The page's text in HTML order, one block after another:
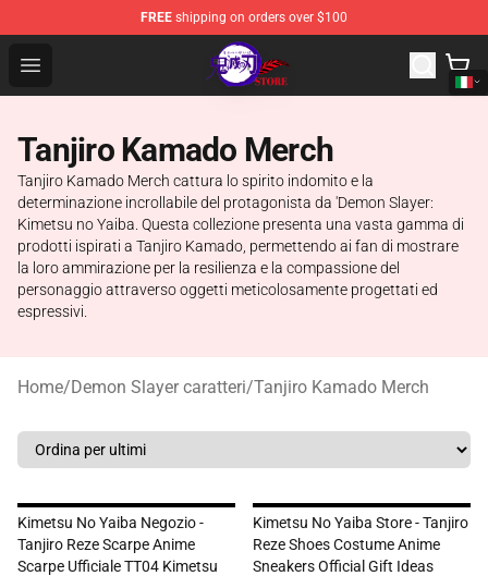
FREE shipping on orders over $100
Open menu
Kimetsu no Yaiba Store - Official Kimetsu no Yaiba
Tanjiro Kamado Merch
Tanjiro Kamado Merch cattura lo spirito indomito e la
determinazione incrollabile del protagonista da 'Demon Slayer:
Kimetsu no Yaiba. Questa collezione presenta una vasta gamma di
prodotti ispirati a Tanjiro Kamado, permettendo ai fan di mostrare
la loro ammirazione per la resilienza e la compassione del
personaggio attraverso oggetti meticolosamente progettati ed
espressivi.
Home/Demon Slayer caratteri/Tanjiro Kamado Merch
Kimetsu No Yaiba Negozio -
Tanjiro Reze Scarpe Anime
Scarpe Ufficiale TT04 Kimetsu
Kimetsu No Yaiba Store - Tanjiro
Reze Shoes Costume Anime
Sneakers Official Gift Ideas